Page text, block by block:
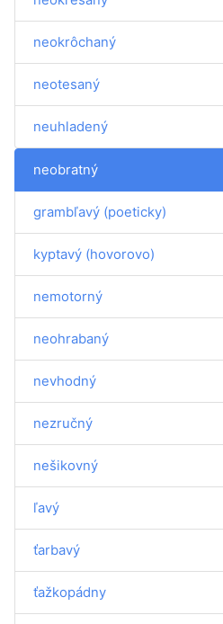
neokrôchaný
neotesaný
neuhladený
neobratný
grambľavý (poeticky)
kyptavý (hovorovo)
nemotorný
neohrabaný
nevhodný
nezručný
nešikovný
ľavý
ťarbavý
ťažkopádny